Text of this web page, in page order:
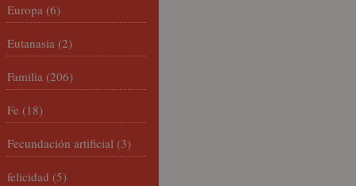
Europa (6)
Eutanasia (2)
Familia (206)
Fe (18)
Fecundación artificial (3)
felicidad (5)